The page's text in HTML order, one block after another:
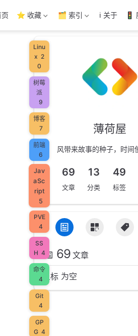
⭐ 收藏 🗂️ 索引 ℹ️ 关于 🚦
Linu
x 2
0
树莓
派
9
博客
7
前端
6
Jav
aSc
ript
5
PVE
4
SS
H 4
命令
4
Git
4
GP
G 4
薄荷屋
风带来故事的种子，时间
69
文章
13
分类
49
标签
69 文章
星标 为空